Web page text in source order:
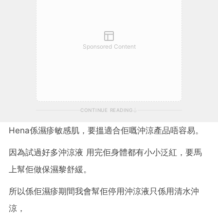
Sponsored Content
CONTINUE READING
Hena係濕疹敏感肌，要搵適合佢嘅沖涼產品唔容易。
因為試過好多沖涼液 用完佢身體都有小小泛紅，要馬
上幫佢做保濕黎舒緩。
所以係佢濕疹期間我會幫佢停用沖涼液只係用清水沖
涼，